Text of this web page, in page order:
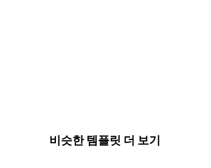
비슷한 템플릿 더 보기